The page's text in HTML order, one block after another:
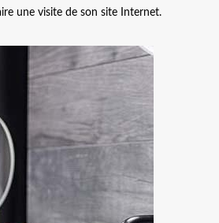
une visite de son site Internet.